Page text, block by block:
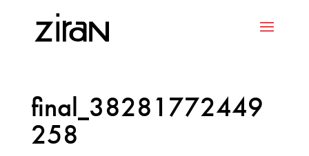
final_38281772449
258